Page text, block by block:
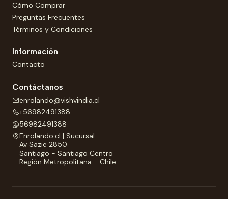
Cómo Comprar
Preguntas Frecuentes
Términos y Condiciones
Información
Contacto
Contáctanos
enrolando@vishvindia.cl
+56982491388
56982491388
Enrolando.cl | Sucursal
Av Sazie 2850
Santiago - Santiago Centro
Región Metropolitana - Chile